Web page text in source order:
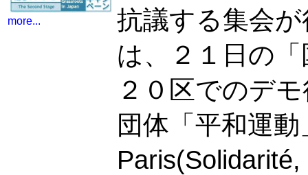
more...
抗議する集会
は、２１日の
２０区でのデ
団体「平和運